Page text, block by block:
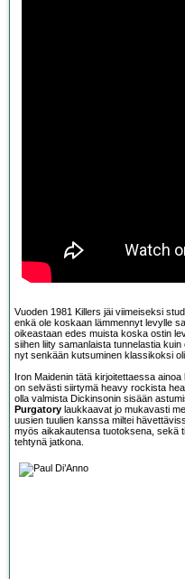
Vuoden 1981 Killers jäi viimeiseksi
enkä ole koskaan lämmennyt levylle
oikeastaan edes muista koska ostin
siihen liity samanlaista tunnelastia
nyt senkään kutsuminen klassikoksi
Iron Maidenin tätä kirjoitettaessa
on selvästi siirtymä heavy rockista
olla valmista Dickinsonin sisään
Purgatory laukkaavat jo mukavasti
uusien tuulien kanssa miltei
myös aikakautensa tuotoksena, sekä
tehtynä jatkona.